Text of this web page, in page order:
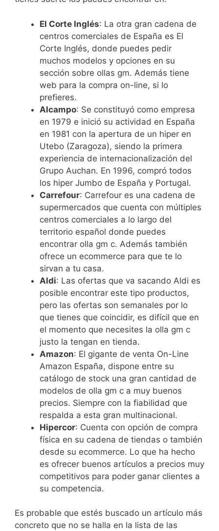
El Corte Inglés: La otra gran cadena de
centros comerciales de España es El
Corte Inglés, donde puedes pedir
muchos modelos y opciones en su
sección sobre ollas gm. Además tiene
web para la compra on-line, si lo
prefieres.
Alcampo: Se constituyó como empresa
en 1979 e inició su actividad en España
en 1981 con la apertura de un hiper en
Utebo (Zaragoza), siendo la primera
experiencia de internacionalización del
Grupo Auchan. En 1996, compró todos
los hiper Jumbo de España y Portugal.
Carrefour: Carrefour es una cadena de
supermercados que cuenta con múltiples
centros comerciales a lo largo del
territorio español donde puedes
encontrar olla gm c. Además también
ofrece un ecommerce para que te lo
sirvan a tu casa.
Aldi: Las ofertas que va sacando Aldi es
posible encontrar este tipo productos,
pero las ofertas son semanales por lo
que tienes que coincidir, es difícil que en
el momento que necesites la olla gm c
justo la tengan en tienda.
Amazon: El gigante de venta On-Line
Amazon España, dispone entre su
catálogo de stock una gran cantidad de
modelos de olla gm c a muy buenos
precios. Siempre con la fiabilidad que
respalda a esta gran multinacional.
Hipercor: Cuenta con opción de compra
física en su cadena de tiendas o también
desde su ecommerce. Lo que ha hecho
es ofrecer buenos artículos a precios muy
competitivos para poder ganar clientes a
su competencia.
Es probable que estés buscado un artículo más
concreto que no se halla en la lista de las